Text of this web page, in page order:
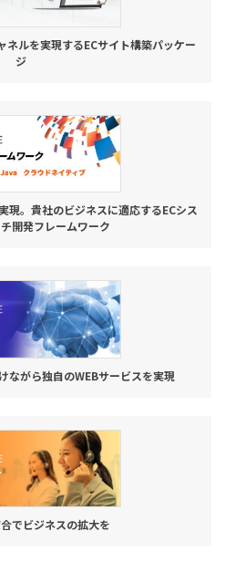
ネルを実現するECサイト構築パッケー
ジ
現。貴社のビジネスに適応するECシス
開発フレームワーク
ながら独自のWEBサービスを実現
でビジネスの拡大を